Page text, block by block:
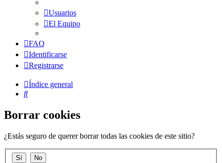
Usuarios
El Equipo
FAQ
Identificarse
Registrarse
Índice general
Buscar
Borrar cookies
¿Estás seguro de querer borrar todas las cookies de este sitio?